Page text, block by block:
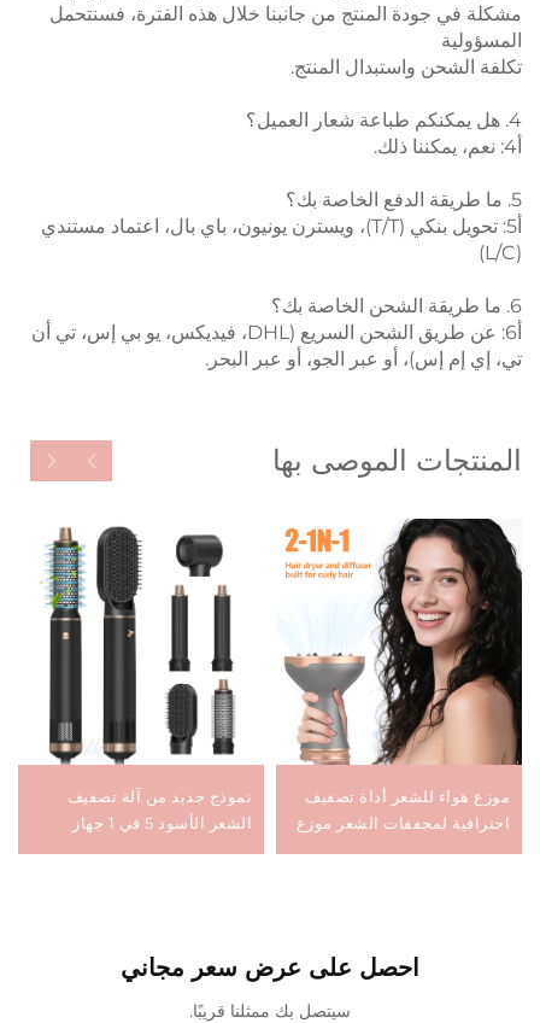
مشكلة في جودة المنتج من جانبنا خلال هذه الفترة، فسنتحمل
المسؤولية
تكلفة الشحن واستبدال المنتج.
4. هل يمكنكم طباعة شعار العميل؟
أ4: نعم، يمكننا ذلك.
5. ما طريقة الدفع الخاصة بك؟
أ5: تحويل بنكي (T/T)، ويسترن يونيون، باي بال، اعتماد مستندي
(L/C)
6. ما طريقة الشحن الخاصة بك؟
أ6: عن طريق الشحن السريع (DHL، فيديكس، يو بي إس، تي أن
تي، إي إم إس)، أو عبر الجو، أو عبر البحر.
المنتجات الموصى بها
موزع هواء للشعر أداة تصفيف
احترافية لمجففات الشعر موزع
نموذج جديد من آلة تصفيف
الشعر الأسود 5 في 1 جهاز
احصل على عرض سعر مجاني
سيتصل بك ممثلنا قريبًا.